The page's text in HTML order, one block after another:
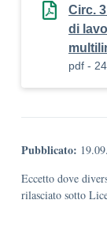
Circ.
di
pdf -
Pubblicato:
Eccetto dove
rilasciato sotto